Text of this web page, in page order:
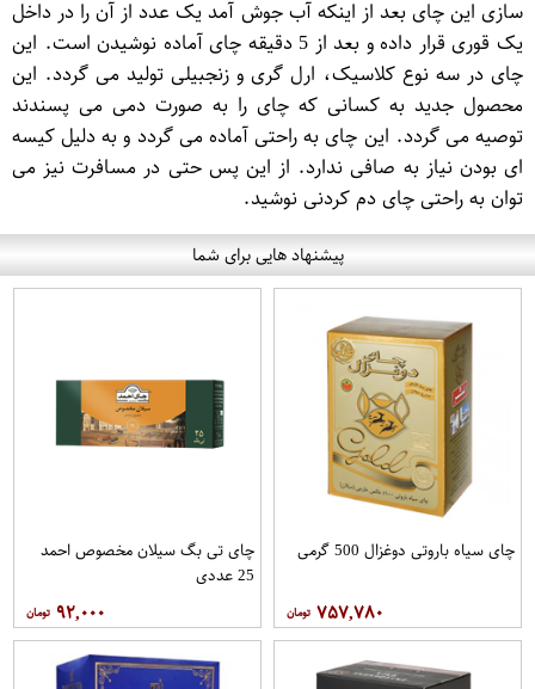
سازی این چای بعد از اینکه آب جوش آمد یک عدد از آن را در داخل
یک قوری قرار داده و بعد از 5 دقیقه چای آماده نوشیدن است. این
چای در سه نوع کلاسیک، ارل گری و زنجبیلی تولید می گردد. این
محصول جدید به کسانی که چای را به صورت دمی می پسندند
توصیه می گردد. این چای به راحتی آماده می گردد و به دلیل کیسه
ای بودن نیاز به صافی ندارد. از این پس حتی در مسافرت نیز می
توان به راحتی چای دم کردنی نوشید.
پیشنهاد هایی برای شما
چای سیاه باروتی دوغزال 500 گرمی
۷۵۷,۷۸۰
چای تی بگ سیلان مخصوص احمد
25 عددی
۹۲,۰۰۰